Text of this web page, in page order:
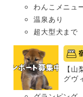
わんこメニュ
温泉あり
超大型犬まで
【
グヴ